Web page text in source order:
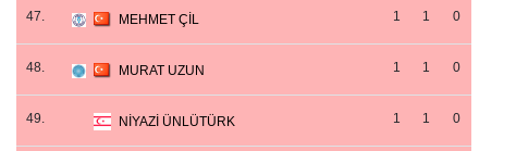
47. MEHMET ÇİL 1 1 0
48. MURAT UZUN 1 1 0
49. NİYAZİ ÜNLÜTÜRK 1 1 0